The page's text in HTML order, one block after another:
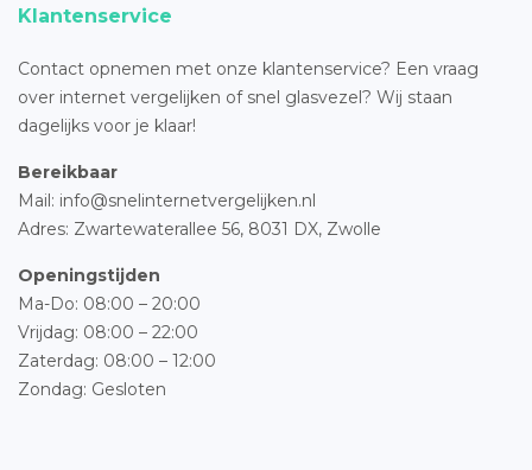
Klantenservice
Contact opnemen met onze klantenservice? Een vraag
over internet vergelijken of snel glasvezel? Wij staan
dagelijks voor je klaar!
Bereikbaar
Mail: info@snelinternetvergelijken.nl
Adres: Zwartewaterallee 56, 8031 DX, Zwolle
Openingstijden
Ma-Do: 08:00 – 20:00
Vrijdag: 08:00 – 22:00
Zaterdag: 08:00 – 12:00
Zondag: Gesloten